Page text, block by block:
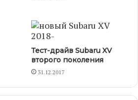
Тест-драйв Subaru XV
второго поколения
31.12.2017